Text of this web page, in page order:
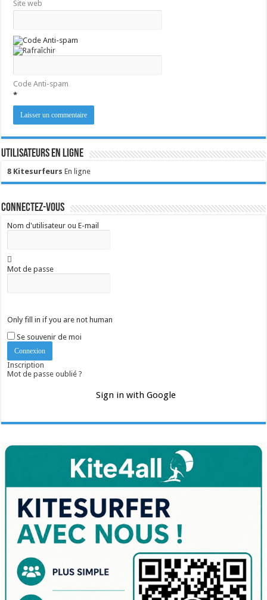
Site web
Code Anti-spam
*
Utilisateurs en ligne
8 Kitesurfeurs En ligne
Connectez-vous
Nom d'utilisateur ou E-mail
Mot de passe
Only fill in if you are not human
Se souvenir de moi
Inscription
Mot de passe oublié ?
Sign in with Google